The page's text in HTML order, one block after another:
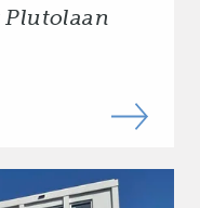
Plutolaan